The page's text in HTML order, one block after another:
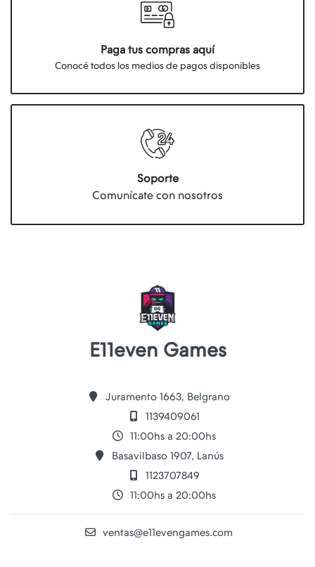
Paga tus compras aquí
Conocé todos los medios de pagos disponibles
Soporte
Comunícate con nosotros
E11even Games
Juramento 1663, Belgrano
1139409061
11:00hs a 20:00hs
Basavilbaso 1907, Lanús
1123707849
11:00hs a 20:00hs
ventas@e11evengames.com